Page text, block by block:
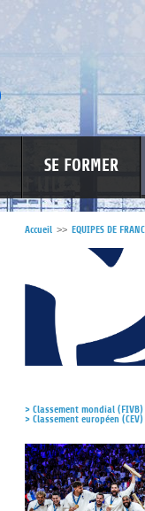
SE FORMER
CONTRE LES VIOLENCES
Accueil >> EQUIPES DE
> Classement mondial (FIVB)
> Classement européen (CEV)